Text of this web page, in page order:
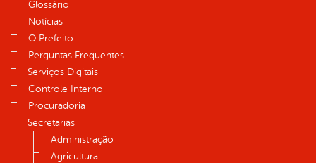
Glossário
Notícias
O Prefeito
Perguntas Frequentes
Serviços Digitais
Controle Interno
Procuradoria
Secretarias
Administração
Agricultura